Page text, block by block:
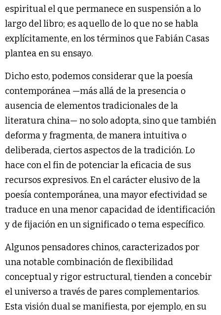
espiritual el que permanece en suspensión a lo
largo del libro; es aquello de lo que no se habla
explícitamente, en los términos que Fabián Casas
plantea en su ensayo.
Dicho esto, podemos considerar que la poesía
contemporánea —más allá de la presencia o
ausencia de elementos tradicionales de la
literatura china— no solo adopta, sino que también
deforma y fragmenta, de manera intuitiva o
deliberada, ciertos aspectos de la tradición. Lo
hace con el fin de potenciar la eficacia de sus
recursos expresivos. En el carácter elusivo de la
poesía contemporánea, una mayor efectividad se
traduce en una menor capacidad de identificación
y de fijación en un significado o tema específico.
Algunos pensadores chinos, caracterizados por
una notable combinación de flexibilidad
conceptual y rigor estructural, tienden a concebir
el universo a través de pares complementarios.
Esta visión dual se manifiesta, por ejemplo, en su